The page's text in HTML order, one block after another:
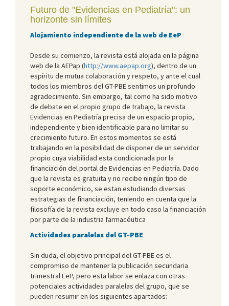
Futuro de "Evidencias en Pediatría": un
horizonte sin límites
Alojamiento independiente de la web de EeP
Desde su comienzo, la revista está alojada en la página
web de la AEPap (http://www.aepap.org), dentro de un
espíritu de mutua colaboración y respeto, y ante el cual
todos los miembros del GT-PBE sentimos un profundo
agradecimiento. Sin embargo, tal como ha sido motivo
de debate en el propio grupo de trabajo, la revista
Evidencias en Pediatría precisa de un espacio propio,
independiente y bien identificable para no limitar su
crecimiento futuro. En estos momentos se está
trabajando en la posibilidad de disponer de un servidor
propio cuya viabilidad esta condicionada por la
financiación del portal de Evidencias en Pediatría. Dado
que la revista es gratuita y no recibe ningún tipo de
soporte económico, se estan estudiando diversas
estrategias de financiación, teniendo en cuenta que la
filosofía de la revista excluye en todo caso la financiación
por parte de la industria farmacéutica
Actividades paralelas del GT-PBE
Sin duda, el objetivo principal del GT-PBE es el
compromiso de mantener la publicación secundaria
trimestral EeP, pero esta labor se enlaza con otras
potenciales actividades paralelas del grupo, que se
pueden resumir en los siguientes apartados: